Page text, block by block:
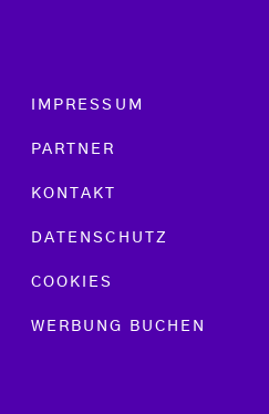
Footer menu
IMPRESSUM
PARTNER
KONTAKT
DATENSCHUTZ
COOKIES
WERBUNG BUCHEN